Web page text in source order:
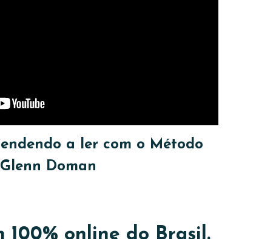
a ler com o Método
Glenn Doman
online do Brasil.